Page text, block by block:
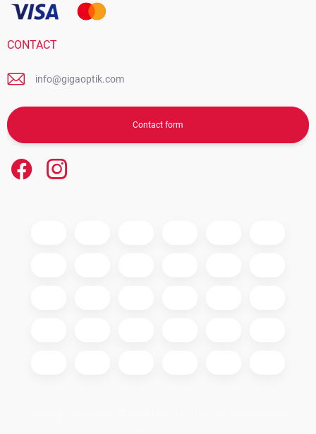
CONTACT
info@gigaoptik.com
Contact form